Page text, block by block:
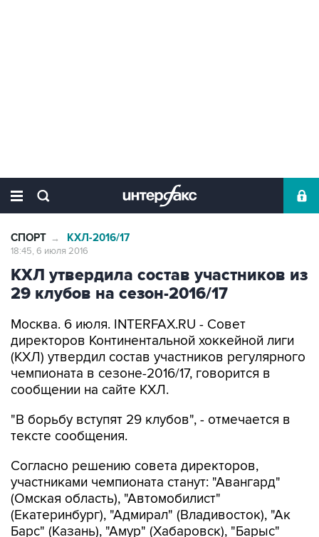
СПОРТ → КХЛ-2016/17
18:45, 6 июля 2016
КХЛ утвердила состав участников из
29 клубов на сезон-2016/17
Москва. 6 июля. INTERFAX.RU - Совет
директоров Континентальной хоккейной лиги
(КХЛ) утвердил состав участников регулярного
чемпионата в сезоне-2016/17, говорится в
сообщении на сайте КХЛ.
"В борьбу вступят 29 клубов", - отмечается в
тексте сообщения.
Согласно решению совета директоров,
участниками чемпионата станут: "Авангард"
(Омская область), "Автомобилист"
(Екатеринбург), "Адмирал" (Владивосток), "Ак
Барс" (Казань), "Амур" (Хабаровск), "Барыс"